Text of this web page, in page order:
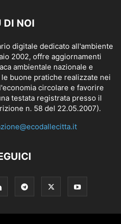
DI NOI
digitale dedicato all'ambiente
2002, offre aggiornamenti
ambientale nazionale e
buone pratiche realizzate nei
circolare e favorire
testata registrata presso il
n. 58 del 22.05.2007).